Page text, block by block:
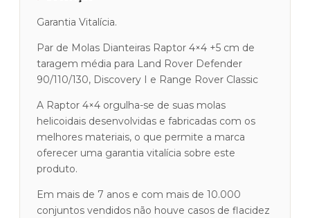
"Black
+5cm"
Land
Rover
Garantia Vitalícia.
Par de Molas Dianteiras Raptor 4×4 +5 cm de
taragem média para Land Rover Defender
90/110/130, Discovery I e Range Rover Classic
A Raptor 4×4 orgulha-se de suas molas
helicoidais desenvolvidas e fabricadas com os
melhores materiais, o que permite a marca
oferecer uma garantia vitalícia sobre este
produto.
Em mais de 7 anos e com mais de 10.000
conjuntos vendidos não houve casos de flacidez